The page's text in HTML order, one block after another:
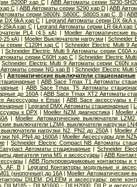
S200P хар C| ABB Автоматы серии S230-
С| ABB Автоматы серии S290 хар D |ABB
серии S800N, S800C, S800S хар С, B|
DX 6kA хар C | Legrand Автоматы серии DX 6kA
25kA хар C|Legrand Автоматы серии LR 6kA хар
PL4 (4,5 кА) | Moeller Автоматические
25 кА) | Moeller Выключатели нагрузки| Schneider
серии C120H хар C|Schneider Electric Multi 9
| Schneider Electric Multi 9 Автоматы серии C60A
серии C60H хар C |Schneider Electric
Schneider Electric Multi 9 Автоматы серии C60N
серии NG хар B |Schneider Electric
| Автоматические выключатели стационарные
| ABB Sace Tmax T1 Автоматы
| ABB Sace Tmax T5 Автоматы
до 160А|ABB Sace Tmax XT2 Автоматы
Аксессуары к Emax | ABB Sace аксессуары к
| Legrand DMX Автоматы стационарные |
к DPX | Moeller NZM диагностика|Moeller
|Moeller Автоматические выключатели
выключатели LZM4, выключатели нагрузки
нагрузки N2, PN2 до 250А| Moeller
N4, PN4 до 1600А |Moeller Аксессуары для
|Schneider Electric Compact NB Автоматы
Автоматы стационарные | Schneider
двигателя типа MS и аксессуары|ABB
| ABB Полупроводниковые контакторы и
AF, B | Legrand Контакторы модульные и
(кнопочные) до 16А |Moeller Автоматические
DILEM, DILEEM и аксессуары; реле
DILM185 - DILM1600 - DILH2000, DILP и